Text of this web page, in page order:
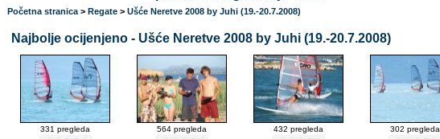
Početna stranica > Regate > Ušće Neretve 2008 by Juhi (19.-20.7.2008)
Najbolje ocijenjeno - Ušće Neretve 2008 by Juhi (19.-20.7.2008)
331 pregleda 564 pregleda 432 pregleda 302 pregleda